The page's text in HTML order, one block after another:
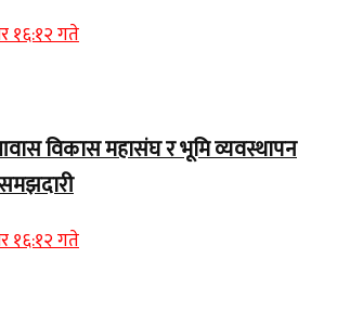
१६:१२ गते
विकास महासंघ र भूमि व्यवस्थापन
१६:१२ गते